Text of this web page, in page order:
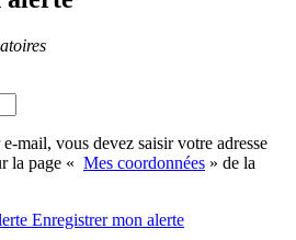
mail, vous devez saisir votre adresse
la page « Mes coordonnées » de la
Enregistrermon alerte